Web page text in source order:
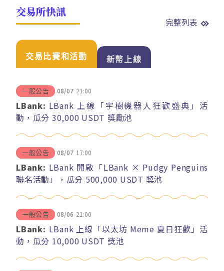
交易所快訊
完整列表
交易比賽和活動 新幣上線
一般公告 08/07 21:00
LBank: LBank 上線「宇樹機器人狂歡盛典」活
動，瓜分 30,000 USDT 獎勵池
一般公告 08/07 17:00
LBank: LBank 開啟「LBank × Pudgy Penguins
聯名活動」，瓜分 500,000 USDT 獎池
一般公告 08/06 21:00
LBank: LBank 上線「以太坊 Meme 夏日狂歡」活
動，瓜分 10,000 USDT 獎池